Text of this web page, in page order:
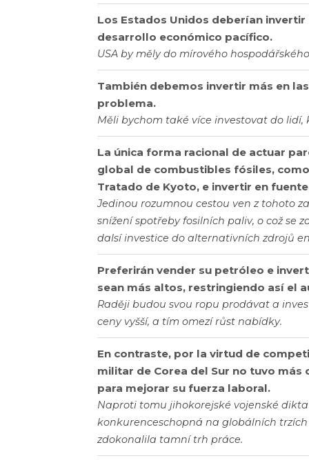
Los Estados Unidos deberían
desarrollo económico pacífico.
USA by měly do mírového
También debemos invertir más en
problema.
Měli bychom také více investovat do
La única forma racional de actuar
global de combustibles fósiles,
Tratado de Kyoto, e invertir en
Jedinou rozumnou cestou ven z tohoto
snížení spotřeby fosilních paliv, o což se
dalsí investice do alternativních zdrojů
Preferirán vender su petróleo e
sean más altos, restringiendo así el
Raději budou svou ropu prodávat a
ceny vyšší, a tím omezí růst nabídky.
En contraste, por la virtud de
militar de Corea del Sur no tuvo
para mejorar su fuerza laboral.
Naproti tomu jihokorejské vojenské
konkurenceschopná na globálních
zdokonalila tamní trh práce.